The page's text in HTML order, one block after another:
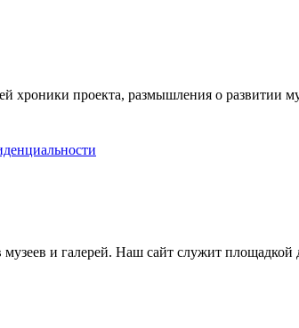
хроники проекта, размышления о развитии
и галерей. Наш сайт служит